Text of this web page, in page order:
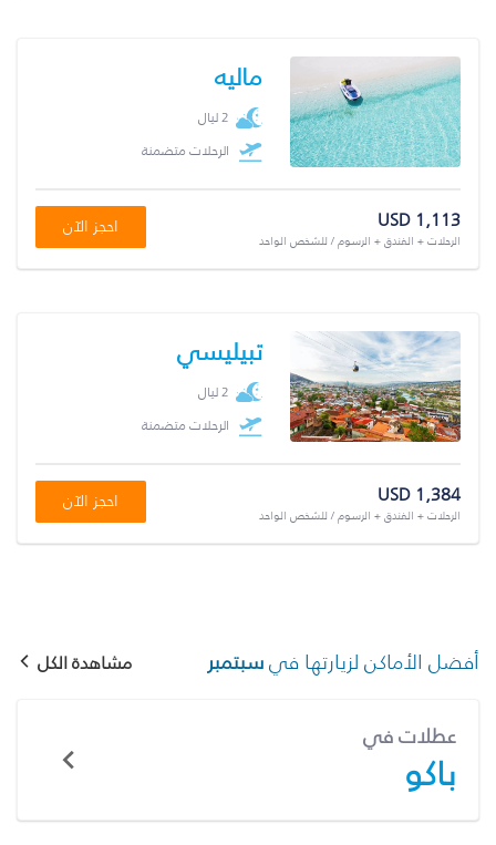
ماليه
2 ليال
الرحلات متضمنة
USD 1,113
الرحلات + الفندق + الرسوم / للشخص الواحد
احجز الآن
تبيليسي
2 ليال
الرحلات متضمنة
USD 1,384
الرحلات + الفندق + الرسوم / للشخص الواحد
احجز الآن
أفضل الأماكن لزيارتها فيسبتمبر مشاهدة الكل
عطلات في
باكو